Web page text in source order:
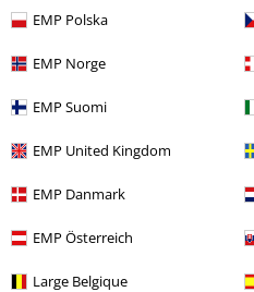
EMP Polska
EMP Norge
EMP Suomi
EMP United Kingdom
EMP Danmark
EMP Österreich
Large Belgique
% Téměř vyprodáno
Kč 629,00
Pruhovaný svetr s kulatým
Noisy May
Pletený svetr